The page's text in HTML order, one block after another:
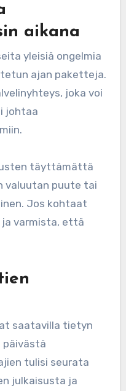
aikana
yleisiä ongelmia
ajan paketteja.
joka voi
johtaa
täyttämättä
valuutan puute tai
Jos kohtaat
varmista, että
saatavilla tietyn
päivästä
tulisi seurata
julkaisusta ja